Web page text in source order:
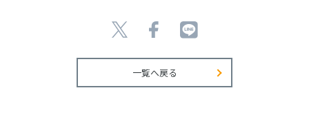
一覧へ戻る